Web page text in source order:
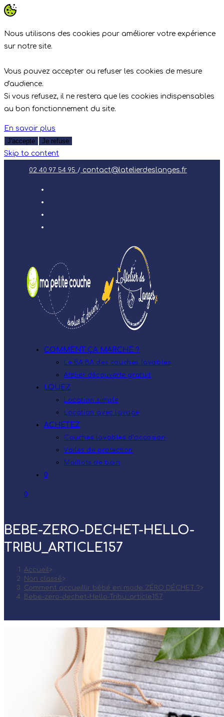
Nous utilisons des cookies pour améliorer votre expérience
sur notre site.
Vous pouvez accepter ou refuser les cookies de mesure
d'audience.
Si vous refusez, il ne restera que les cookies indispensables
au bon fonctionnement du site.
En savoir plus
J'accepte
Je refuse
Skip to content
02 40 97 54 95 / contact@latelierdeslanges.fr
COMMENT ÇA MARCHE ?
Le BA.BA des couches lavables
Atelier découverte gratuit
LOUEZ
Location simple
Location avec lavage
ACHETEZ
Couches lavables d’occasion
Voiles de protection
Maillots de bain
0
0
BEBE-ZERO-DECHET-HELLO-
TRIBU_ARTICLE157
Accueil >
Non classé>
Comment accueillir bébé en mode ZÉRO DÉCHET ?>
Bebe-zero-dechet-Hello-Tribu_article157